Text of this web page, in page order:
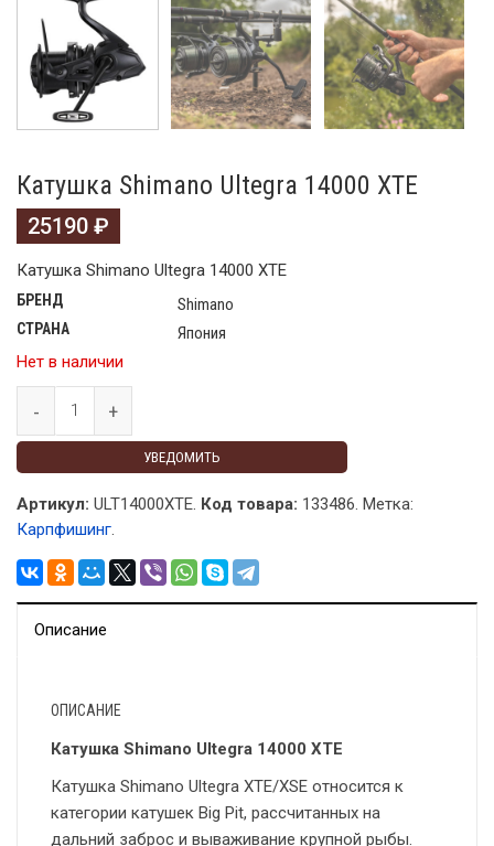
Катушка Shimano Ultegra 14000 XTE
25190 ₽
Катушка Shimano Ultegra 14000 XTE
БРЕНД Shimano
СТРАНА
Япония
Нет в наличии
УВЕДОМИТЬ
Артикул: ULT14000XTE. Код товара: 133486. Метка:
Карпфишинг.
Описание
ОПИСАНИЕ
Катушка Shimano Ultegra 14000 XTE
Катушка Shimano Ultegra XTE/XSE относится к
категории катушек Big Pit, рассчитанных на
дальний заброс и вываживание крупной рыбы.